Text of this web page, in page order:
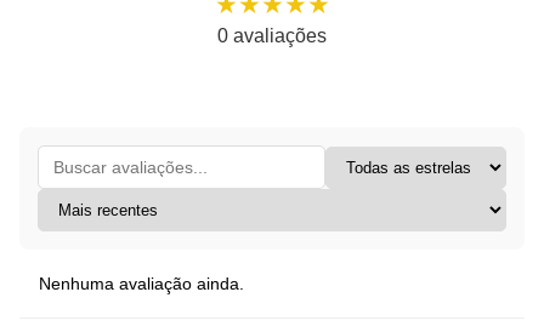
0 avaliações
Nenhuma avaliação ainda.